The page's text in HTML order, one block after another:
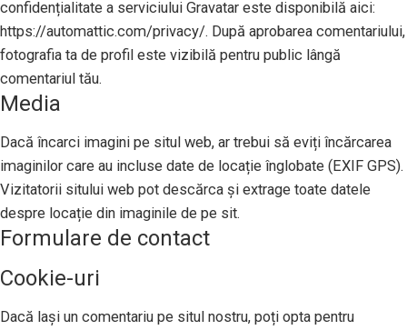
confidențialitate a serviciului Gravatar este disponibilă aici:
https://automattic.com/privacy/. După aprobarea comentariului,
fotografia ta de profil este vizibilă pentru public lângă
comentariul tău.
Media
Dacă încarci imagini pe situl web, ar trebui să eviți încărcarea
imaginilor care au incluse date de locație înglobate (EXIF GPS).
Vizitatorii sitului web pot descărca și extrage toate datele
despre locație din imaginile de pe sit.
Formulare de contact
Cookie-uri
Dacă lași un comentariu pe situl nostru, poți opta pentru